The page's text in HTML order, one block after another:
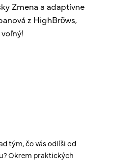
Zmena a adaptívne
z HighBrõws,
tým, čo vás odlíši od
Okrem praktických